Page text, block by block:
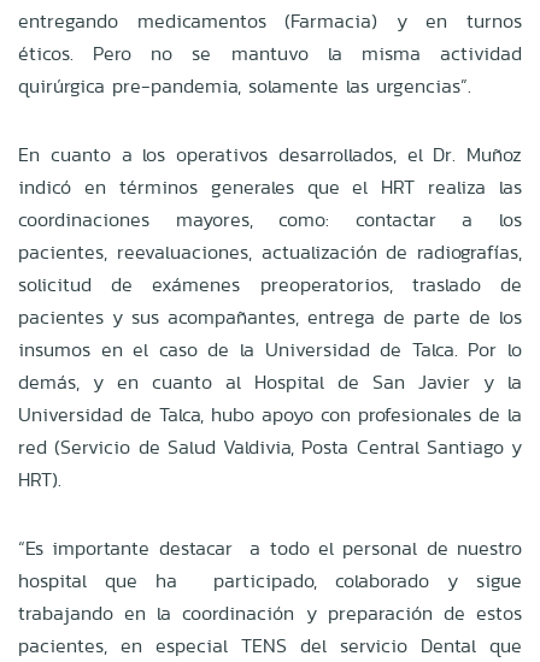
entregando medicamentos (Farmacia) y en turnos
éticos. Pero no se mantuvo la misma actividad
quirúrgica pre-pandemia, solamente las urgencias”.
En cuanto a los operativos desarrollados, el Dr. Muñoz
indicó en términos generales que el HRT realiza las
coordinaciones mayores, como: contactar a los
pacientes, reevaluaciones, actualización de radiografías,
solicitud de exámenes preoperatorios, traslado de
pacientes y sus acompañantes, entrega de parte de los
insumos en el caso de la Universidad de Talca. Por lo
demás, y en cuanto al Hospital de San Javier y la
Universidad de Talca, hubo apoyo con profesionales de la
red (Servicio de Salud Valdivia, Posta Central Santiago y
HRT).
“Es importante destacar a todo el personal de nuestro
hospital que ha participado, colaborado y sigue
trabajando en la coordinación y preparación de estos
pacientes, en especial TENS del servicio Dental que